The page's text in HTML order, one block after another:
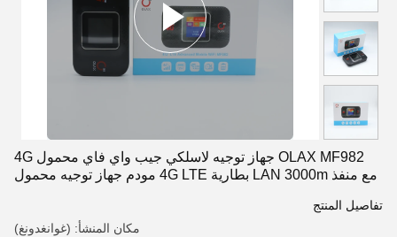
OLAX MF982 جهاز توجيه لاسلكي جيب واي فاي محمول 4G
مع منفذ LAN 3000m بطارية 4G LTE مودم جهاز توجيه محمول
تفاصيل المنتج
مكان المنشأ: (غوانغدونغ)